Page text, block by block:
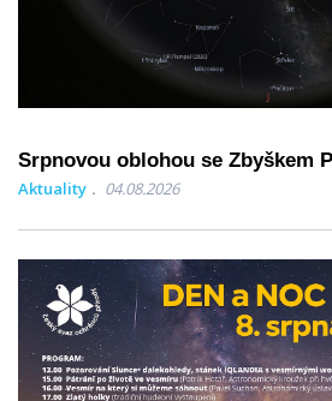
Srpnovou oblohou se Zbyškem
Aktuality 04.08.2026